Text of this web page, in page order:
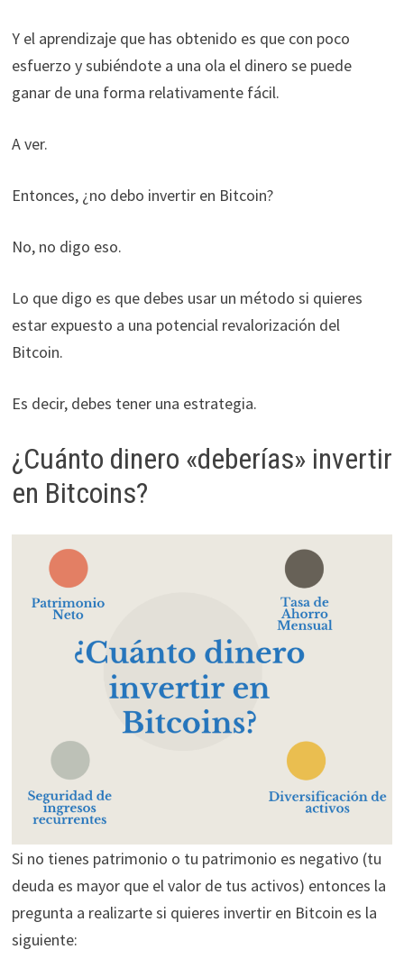
Y el aprendizaje que has obtenido es que con poco
esfuerzo y subiéndote a una ola el dinero se puede
ganar de una forma relativamente fácil.
A ver.
Entonces, ¿no debo invertir en Bitcoin?
No, no digo eso.
Lo que digo es que debes usar un método si quieres
estar expuesto a una potencial revalorización del
Bitcoin.
Es decir, debes tener una estrategia.
¿Cuánto dinero «deberías» invertir
en Bitcoins?
Si no tienes patrimonio o tu patrimonio es negativo (tu
deuda es mayor que el valor de tus activos) entonces la
pregunta a realizarte si quieres invertir en Bitcoin es la
siguiente: